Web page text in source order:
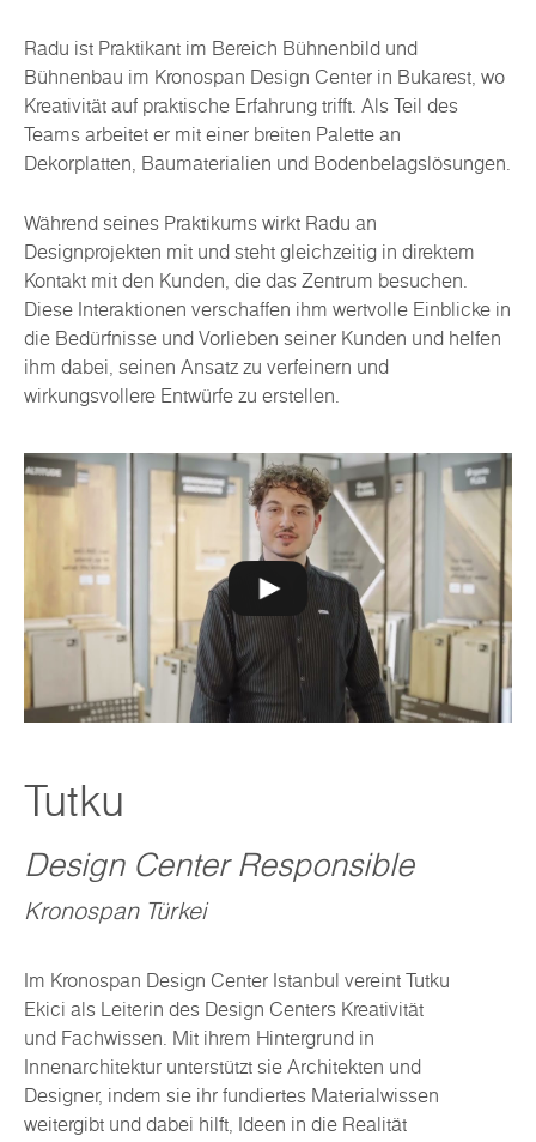
Radu ist Praktikant im Bereich Bühnenbild und
Bühnenbau im Kronospan Design Center in Bukarest, wo
Kreativität auf praktische Erfahrung trifft. Als Teil des
Teams arbeitet er mit einer breiten Palette an
Dekorplatten, Baumaterialien und Bodenbelagslösungen.
Während seines Praktikums wirkt Radu an
Designprojekten mit und steht gleichzeitig in direktem
Kontakt mit den Kunden, die das Zentrum besuchen.
Diese Interaktionen verschaffen ihm wertvolle Einblicke in
die Bedürfnisse und Vorlieben seiner Kunden und helfen
ihm dabei, seinen Ansatz zu verfeinern und
wirkungsvollere Entwürfe zu erstellen.
Tutku
Design Center Responsible
Kronospan Türkei
Im Kronospan Design Center Istanbul vereint Tutku
Ekici als Leiterin des Design Centers Kreativität
und Fachwissen. Mit ihrem Hintergrund in
Innenarchitektur unterstützt sie Architekten und
Designer, indem sie ihr fundiertes Materialwissen
weitergibt und dabei hilft, Ideen in die Realität